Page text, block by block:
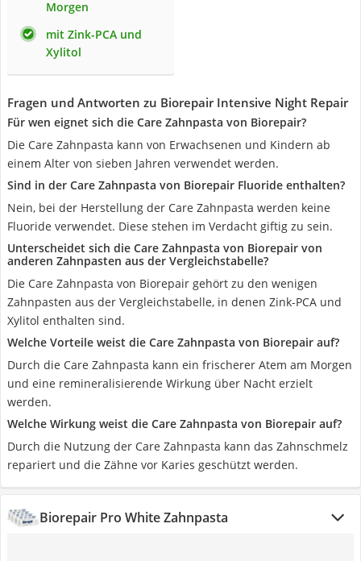
Morgen
mit Zink-PCA und
Xylitol
Fragen und Antworten zu Biorepair Intensive Night Repair
Für wen eignet sich die Care Zahnpasta von Biorepair?
Die Care Zahnpasta kann von Erwachsenen und Kindern ab
einem Alter von sieben Jahren verwendet werden.
Sind in der Care Zahnpasta von Biorepair Fluoride enthalten?
Nein, bei der Herstellung der Care Zahnpasta werden keine
Fluoride verwendet. Diese stehen im Verdacht giftig zu sein.
Unterscheidet sich die Care Zahnpasta von Biorepair von
anderen Zahnpasten aus der Vergleichstabelle?
Die Care Zahnpasta von Biorepair gehört zu den wenigen
Zahnpasten aus der Vergleichstabelle, in denen Zink-PCA und
Xylitol enthalten sind.
Welche Vorteile weist die Care Zahnpasta von Biorepair auf?
Durch die Care Zahnpasta kann ein frischerer Atem am Morgen
und eine remineralisierende Wirkung über Nacht erzielt
werden.
Welche Wirkung weist die Care Zahnpasta von Biorepair auf?
Durch die Nutzung der Care Zahnpasta kann das Zahnschmelz
repariert und die Zähne vor Karies geschützt werden.
Biorepair Pro White Zahnpasta